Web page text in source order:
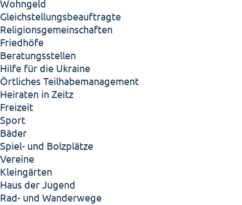
Wohngeld
Gleichstellungsbeauftragte
Religionsgemeinschaften
Friedhöfe
Beratungsstellen
Hilfe für die Ukraine
Örtliches Teilhabemanagement
Heiraten in Zeitz
Freizeit
Sport
Bäder
Spiel- und Bolzplätze
Vereine
Kleingärten
Haus der Jugend
Rad- und Wanderwege